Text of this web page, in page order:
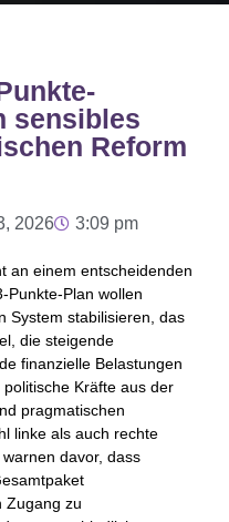
sensibles
Reform
2026 3:09 pm
an einem entscheidenden
Punkte-Plan wollen
System stabilisieren, das
die steigende
finanzielle Belastungen
Kräfte aus der
pragmatischen
linke als auch rechte
davor, dass
Zugang zu